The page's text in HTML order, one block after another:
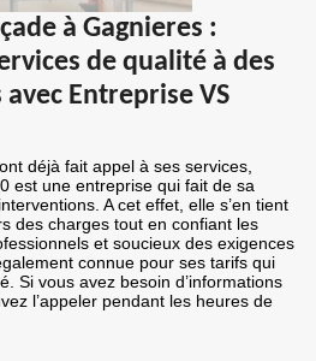
à Gagnieres :
de qualité à des
Entreprise VS
déjà fait appel à ses services,
est une entreprise qui fait de sa
A cet effet, elle s’en tient
des charges tout en confiant les
et soucieux des exigences
connue pour ses tarifs qui
Si vous avez besoin d’informations
l’appeler pendant les heures de